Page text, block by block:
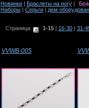
Новинки | Браслеты на ногу |
Наборы | Серьги | дем
Страница: 1-15 16-30 31-
VVWB-005